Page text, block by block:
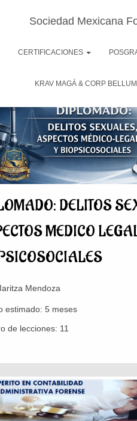
Sociedad Mexicana
CERTIFICACIONES
KRAV MAGÁ & CORP BELLUM
DELITOS
MEDICO
Mendoza
estimado:5 meses
de lecciones: 11